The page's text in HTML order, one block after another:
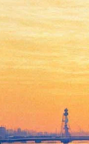
в
Матильду